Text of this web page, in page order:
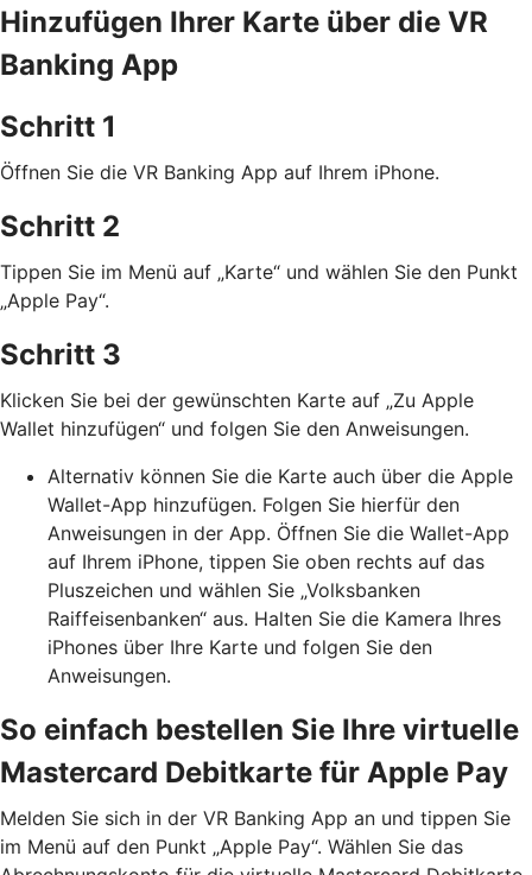
Hinzufügen Ihrer Karte über die VR
Banking App
Schritt 1
Öffnen Sie die VR Banking App auf Ihrem iPhone.
Schritt 2
Tippen Sie im Menü auf „Karte“ und wählen Sie den Punkt
„Apple Pay“.
Schritt 3
Klicken Sie bei der gewünschten Karte auf „Zu Apple
Wallet hinzufügen“ und folgen Sie den Anweisungen.
Alternativ können Sie die Karte auch über die Apple
Wallet-App hinzufügen. Folgen Sie hierfür den
Anweisungen in der App. Öffnen Sie die Wallet-App
auf Ihrem iPhone, tippen Sie oben rechts auf das
Pluszeichen und wählen Sie „Volksbanken
Raiffeisenbanken“ aus. Halten Sie die Kamera Ihres
iPhones über Ihre Karte und folgen Sie den
Anweisungen.
So einfach bestellen Sie Ihre virtuelle
Mastercard Debitkarte für Apple Pay
Melden Sie sich in der VR Banking App an und tippen Sie
im Menü auf den Punkt „Apple Pay“. Wählen Sie das